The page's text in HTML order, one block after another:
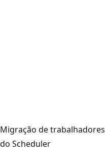
Migração de trabalhadores
do Scheduler